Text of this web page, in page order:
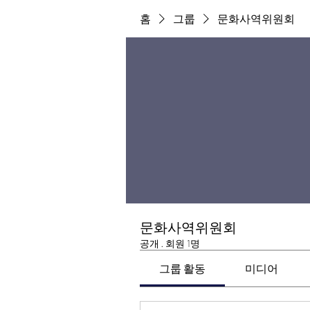
홈 그룹 문화사역위원회
문화사역위원회
공개 · 회원 1명
그룹 활동 미디어